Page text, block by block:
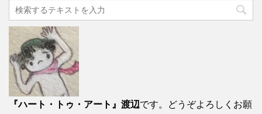
『ハート・トゥ・アート』渡辺です。どうぞよろしくお願